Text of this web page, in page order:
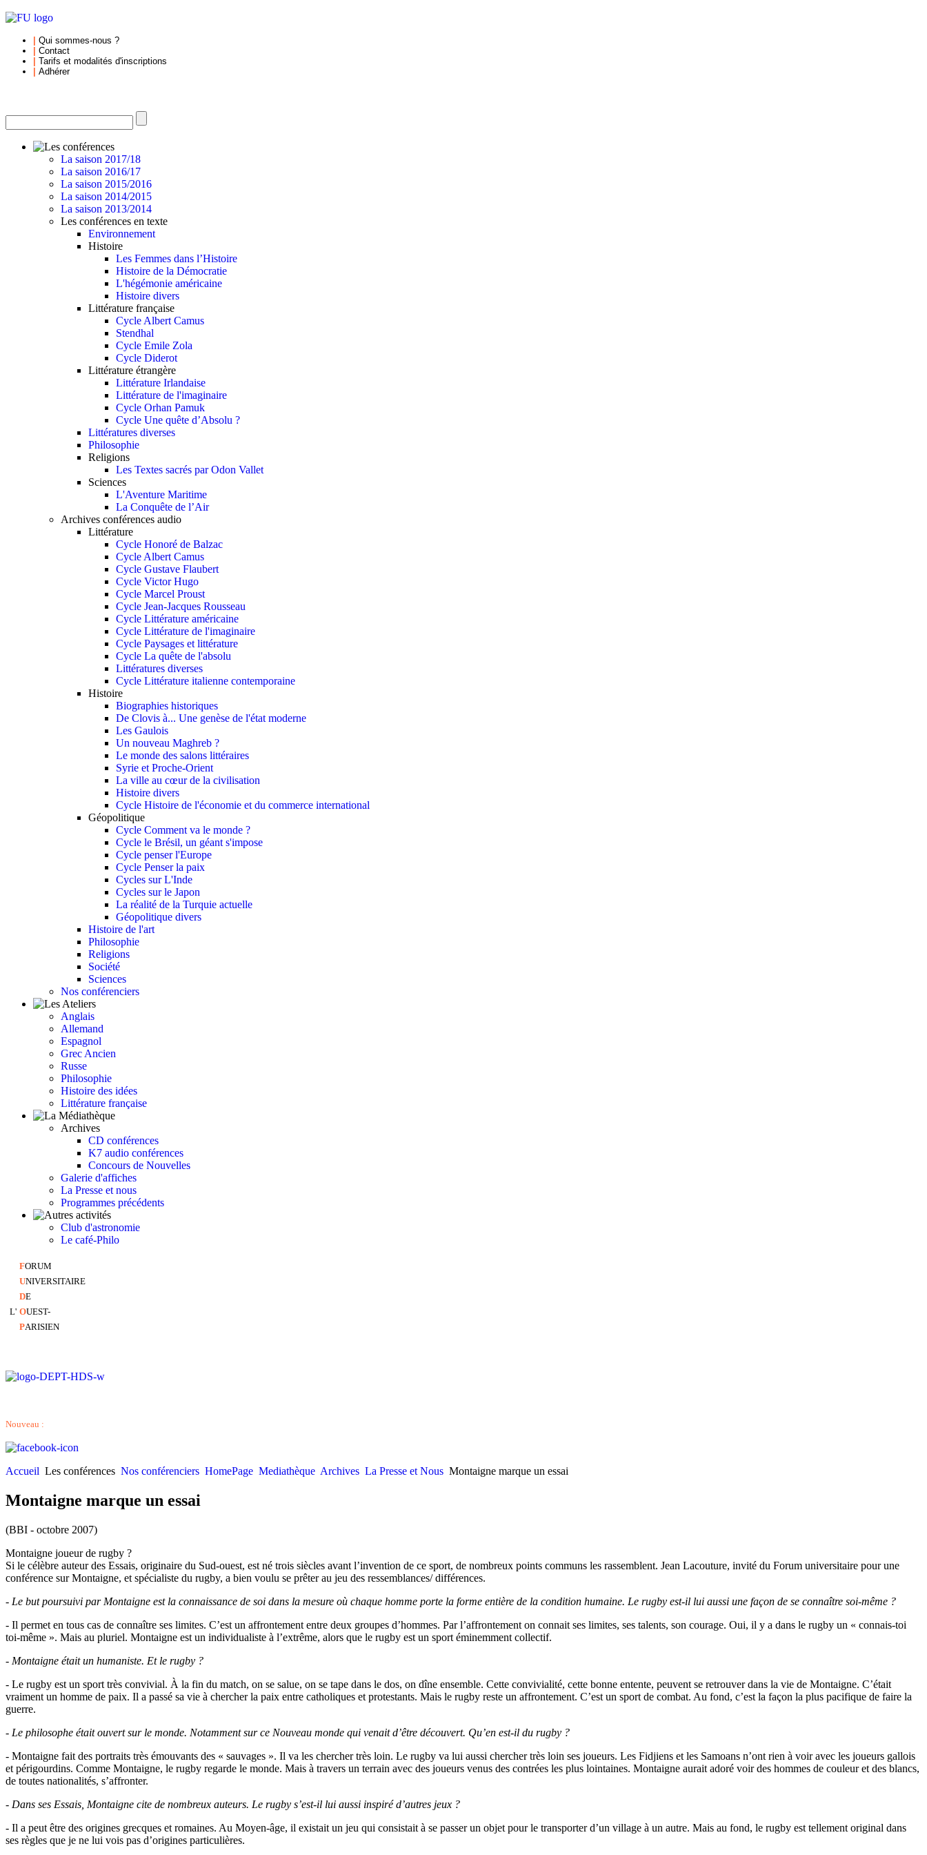
Qui sommes-nous ?
Contact
Tarifs et modalités d'inscriptions
Adhérer
La saison 2017/18
La saison 2016/17
La saison 2015/2016
La saison 2014/2015
La saison 2013/2014
Les conférences en texte
Environnement
Histoire
Les Femmes dans l’Histoire
Histoire de la Démocratie
L'hégémonie américaine
Histoire divers
Littérature française
Cycle Albert Camus
Stendhal
Cycle Emile Zola
Cycle Diderot
Littérature étrangère
Littérature Irlandaise
Littérature de l'imaginaire
Cycle Orhan Pamuk
Cycle Une quête d’Absolu ?
Littératures diverses
Philosophie
Religions
Les Textes sacrés par Odon Vallet
Sciences
L'Aventure Maritime
La Conquête de l’Air
Archives conférences audio
Littérature
Cycle Honoré de Balzac
Cycle Albert Camus
Cycle Gustave Flaubert
Cycle Victor Hugo
Cycle Marcel Proust
Cycle Jean-Jacques Rousseau
Cycle Littérature américaine
Cycle Littérature de l'imaginaire
Cycle Paysages et littérature
Cycle La quête de l'absolu
Littératures diverses
Cycle Littérature italienne contemporaine
Histoire
Biographies historiques
De Clovis à... Une genèse de l'état moderne
Les Gaulois
Un nouveau Maghreb ?
Le monde des salons littéraires
Syrie et Proche-Orient
La ville au cœur de la civilisation
Histoire divers
Cycle Histoire de l'économie et du commerce international
Géopolitique
Cycle Comment va le monde ?
Cycle le Brésil, un géant s'impose
Cycle penser l'Europe
Cycle Penser la paix
Cycles sur L'Inde
Cycles sur le Japon
La réalité de la Turquie actuelle
Géopolitique divers
Histoire de l'art
Philosophie
Religions
Société
Sciences
Nos conférenciers
Anglais
Allemand
Espagnol
Grec Ancien
Russe
Philosophie
Histoire des idées
Littérature française
Archives
CD conférences
K7 audio conférences
Concours de Nouvelles
Galerie d'affiches
La Presse et nous
Programmes précédents
Club d'astronomie
Le café-Philo
FORUM
UNIVERSITAIRE
DE
L' OUEST-
PARISIEN
Nouveau :
Accueil Les conférences Nos conférenciers HomePage Mediathèque Archives La Presse et Nous Montaigne marque un essai
Montaigne marque un essai
(BBI - octobre 2007)
Montaigne joueur de rugby ?
Si le célèbre auteur des Essais, originaire du Sud-ouest, est né trois siècles avant l’invention de ce sport, de nombreux points communs les rassemblent. Jean Lacouture, invité du Forum universitaire pour une
conférence sur Montaigne, et spécialiste du rugby, a bien voulu se prêter au jeu des ressemblances/ différences.
- Le but poursuivi par Montaigne est la connaissance de soi dans la mesure où chaque homme porte la forme entière de la condition humaine. Le rugby est-il lui aussi une façon de se connaître soi-même ?
- Il permet en tous cas de connaître ses limites. C’est un affrontement entre deux groupes d’hommes. Par l’affrontement on connait ses limites, ses talents, son courage. Oui, il y a dans le rugby un « connais-toi
toi-même ». Mais au pluriel. Montaigne est un individualiste à l’extrême, alors que le rugby est un sport éminemment collectif.
- Montaigne était un humaniste. Et le rugby ?
- Le rugby est un sport très convivial. À la fin du match, on se salue, on se tape dans le dos, on dîne ensemble. Cette convivialité, cette bonne entente, peuvent se retrouver dans la vie de Montaigne. C’était
vraiment un homme de paix. Il a passé sa vie à chercher la paix entre catholiques et protestants. Mais le rugby reste un affrontement. C’est un sport de combat. Au fond, c’est la façon la plus pacifique de faire la
guerre.
- Le philosophe était ouvert sur le monde. Notamment sur ce Nouveau monde qui venait d’être découvert. Qu’en est-il du rugby ?
- Montaigne fait des portraits très émouvants des « sauvages ». Il va les chercher très loin. Le rugby va lui aussi chercher très loin ses joueurs. Les Fidjiens et les Samoans n’ont rien à voir avec les joueurs gallois
et périgourdins. Comme Montaigne, le rugby regarde le monde. Mais à travers un terrain avec des joueurs venus des contrées les plus lointaines. Montaigne aurait adoré voir des hommes de couleur et des blancs,
de toutes nationalités, s’affronter.
- Dans ses Essais, Montaigne cite de nombreux auteurs. Le rugby s’est-il lui aussi inspiré d’autres jeux ?
- Il a peut être des origines grecques et romaines. Au Moyen-âge, il existait un jeu qui consistait à se passer un objet pour le transporter d’un village à un autre. Mais au fond, le rugby est tellement original dans
ses règles que je ne lui vois pas d’origines particulières.